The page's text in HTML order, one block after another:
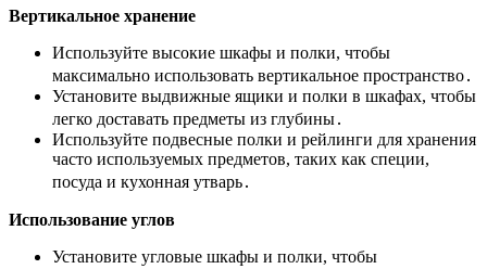
Вертикальное хранение
Используйте высокие шкафы и полки, чтобы
максимально использовать вертикальное пространство․
Установите выдвижные ящики и полки в шкафах, чтобы
легко доставать предметы из глубины․
Используйте подвесные полки и рейлинги для хранения
часто используемых предметов, таких как специи,
посуда и кухонная утварь․
Использование углов
Установите угловые шкафы и полки, чтобы